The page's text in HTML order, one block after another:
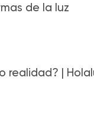
de la luz
realidad? |